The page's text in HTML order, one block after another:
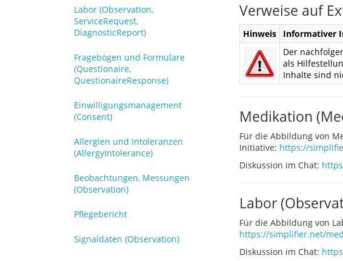
Labor (Observation,
ServiceRequest,
DiagnosticReport)
Fragebögen und Formulare
(Questionaire,
QuestionaireResponse)
Einwilligungsmanagement
(Consent)
Allergien und Intoleranzen
(AllergyIntolerance)
Beobachtungen, Messungen
(Observation)
Pflegebericht
Signaldaten (Observation)
Verweise auf
Hinweis
Informativer
Der
als
Inhalte sind
Medikation
Für die Abbildung von
Initiative: https://
Diskussion im Chat:
Labor
Für die Abbildung von
https://simplifier.net/
Diskussion im Chat: